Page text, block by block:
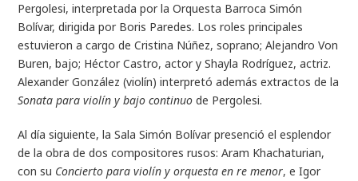
Pergolesi, interpretada por la Orquesta Barroca Simón
Bolívar, dirigida por Boris Paredes. Los roles principales
estuvieron a cargo de Cristina Núñez, soprano; Alejandro Von
Buren, bajo; Héctor Castro, actor y Shayla Rodríguez, actriz.
Alexander González (violín) interpretó además extractos de la
Sonata para violín y bajo continuo de Pergolesi.
Al día siguiente, la Sala Simón Bolívar presenció el esplendor
de la obra de dos compositores rusos: Aram Khachaturian,
con su Concierto para violín y orquesta en re menor, e Igor